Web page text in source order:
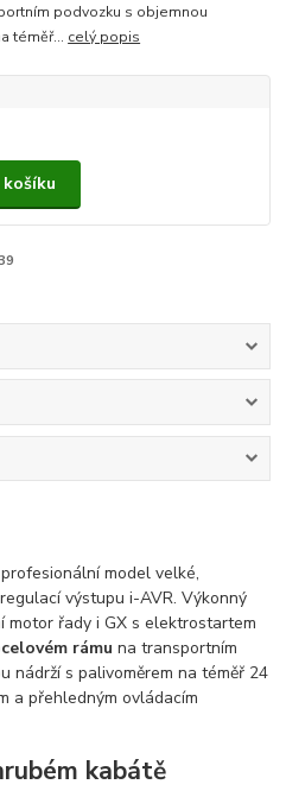
podvozku s objemnou
téměř... celý popis
model velké,
výstupu i-AVR. Výkonný
řady i GX s elektrostartem
rámu na transportním
nádrží s palivoměrem na téměř 24
a přehledným ovládacím
kabátě